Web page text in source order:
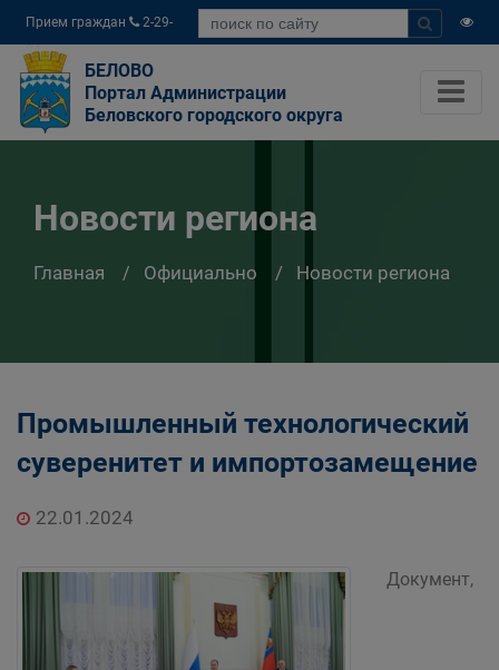
Прием граждан
2-29-
04
БЕЛОВО
Портал Администрации
Беловского городского округа
Новости региона
Главная Официально Новости региона
Промышленный технологический
суверенитет и импортозамещение
22.01.2024
Документ,